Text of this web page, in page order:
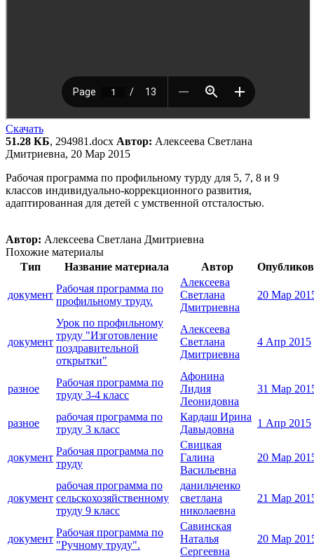
Скачать
51.28 КБ, 294981.docx Автор: Алексеева Светлана
Дмитриевна, 20 Мар 2015
Рабочая программа по профильному турду для 5, 7, 8 и 9
классов индивидуально-коррекционного развития,
адаптированная для детей с умственной отсталостью.
Автор: Алексеева Светлана Дмитриевна
Похожие материалы
Тип
Название материала Автор
документ
Рабочая программа по
профильному труду.
Алексеева
Светлана
Дмитриевна
20 Мар
документ
Урок по профильному
труду "Изготовление
поздравительной
открытки"
Алексеева
Светлана
Дмитриевна
4 Апр 2015
разное
Рабочая программа по
труду 3-4 класс
Афонина
Лидия
Леонидовна
31 Мар
разное
рабочая программа по
труду 3 класс
Кардаш Ирина
Давыдовна
1 Апр 2015
документ
Рабочая программа по
труду
Свицкая
Галина
Васильевна
20 Мар
документ
рабочая программа по
сельскохозяйственному
труду 9 класс
данильченко
светлана
николаевна
21 Мар
документ
Рабочая программа по
"Ручному труду".
Савинская
Наталья
Сергеевна
20 Мар